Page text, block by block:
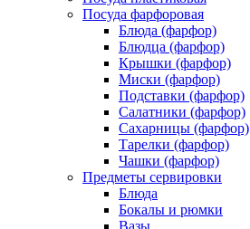
Посуда фарфоровая
Блюда (фарфор)
Блюдца (фарфор)
Крышки (фарфор)
Миски (фарфор)
Подставки (фарфор)
Салатники (фарфор)
Сахарницы (фарфор)
Тарелки (фарфор)
Чашки (фарфор)
Предметы сервировки
Блюда
Бокалы и рюмки
Вазы